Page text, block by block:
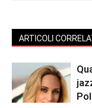
ARTICOLI